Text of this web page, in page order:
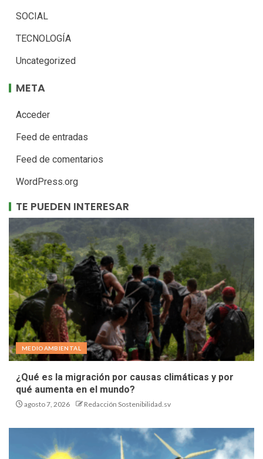
SOCIAL
TECNOLOGÍA
Uncategorized
META
Acceder
Feed de entradas
Feed de comentarios
WordPress.org
TE PUEDEN INTERESAR
MEDIOAMBIENTAL
¿Qué es la migración por causas climáticas y por
qué aumenta en el mundo?
agosto 7, 2026 Redacción Sostenibilidad.sv